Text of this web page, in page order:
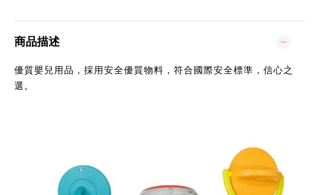
商品描述
優質嬰兒用品，採用安全優質物料，符合國際安全標準，信心之
選。